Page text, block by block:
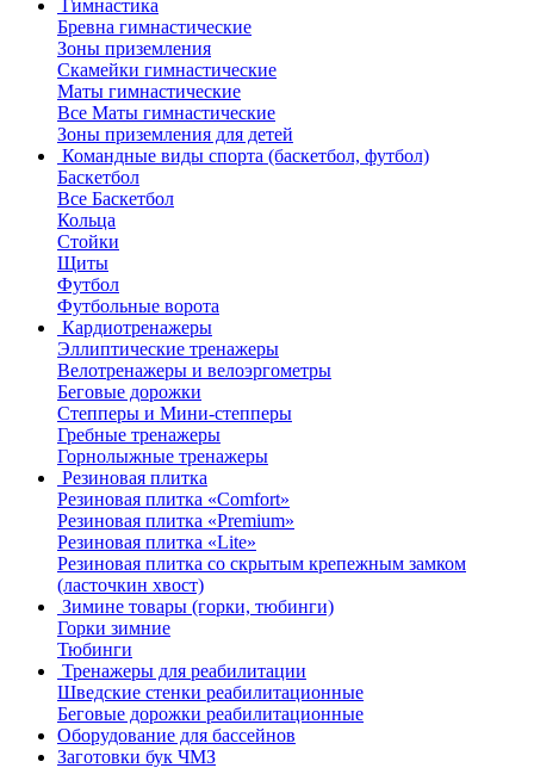
Гимнастика
Бревна гимнастические
Зоны приземления
Скамейки гимнастические
Маты гимнастические
Все Маты гимнастические
Зоны приземления для детей
Командные виды спорта (баскетбол, футбол)
Баскетбол
Все Баскетбол
Кольца
Стойки
Щиты
Футбол
Футбольные ворота
Кардиотренажеры
Эллиптические тренажеры
Велотренажеры и велоэргометры
Беговые дорожки
Степперы и Мини-степперы
Гребные тренажеры
Горнолыжные тренажеры
Резиновая плитка
Резиновая плитка «Comfort»
Резиновая плитка «Premium»
Резиновая плитка «Lite»
Резиновая плитка со скрытым крепежным замком
(ласточкин хвост)
Зимине товары (горки, тюбинги)
Горки зимние
Тюбинги
Тренажеры для реабилитации
Шведские стенки реабилитационные
Беговые дорожки реабилитационные
Оборудование для бассейнов
Заготовки бук ЧМЗ